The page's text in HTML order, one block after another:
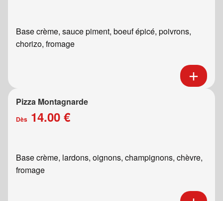
Base crème, sauce piment, boeuf épicé, poivrons,
chorizo, fromage
Pizza Montagnarde
Dès 14.00 €
Base crème, lardons, oignons, champignons, chèvre,
fromage